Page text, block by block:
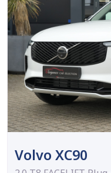
Volvo XC90